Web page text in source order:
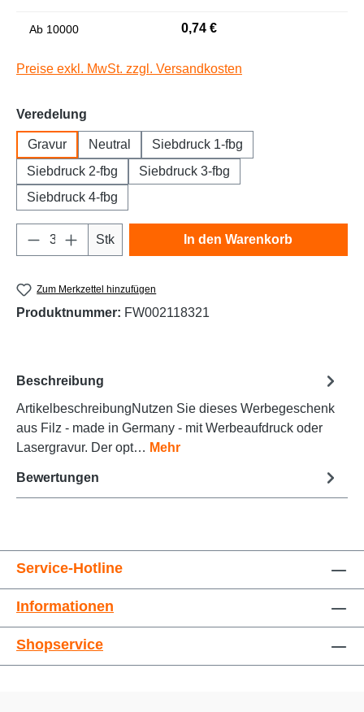
Ab 10000 0,74 €
Preise exkl. MwSt. zzgl. Versandkosten
Veredelung
Gravur Neutral
Siebdruck 1-fbg
Siebdruck 2-fbg
Siebdruck 3-fbg
Siebdruck 4-fbg
Produkt Anzahl: Gib den gewünschten
Stk In den Warenkorb
Zum Merkzettel hinzufügen
Produktnummer: FW002118321
Beschreibung
ArtikelbeschreibungNutzen Sie dieses Werbegeschenk
aus Filz - made in Germany - mit Werbeaufdruck oder
Lasergravur. Der opt… Mehr
Bewertungen
Service-Hotline
Informationen
Shopservice
Animationen stoppen Überschriften hervorheben